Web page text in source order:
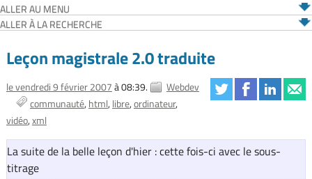
ALLER AU MENU
ALLER À LA RECHERCHE
Leçon magistrale 2.0 traduite
le vendredi 9 février 2007à 08:39.
Webdev
communauté html libre ordinateur
vidéo xml
La suite de la belle leçon d'hier : cette fois-ci avec le sous-
titrage